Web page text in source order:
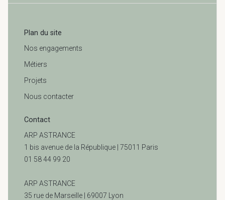
Plan du site
Nos engagements
Métiers
Projets
Nous contacter
Contact
ARP ASTRANCE
1 bis avenue de la République | 75011 Paris
01 58 44 99 20
ARP ASTRANCE
35 rue de Marseille | 69007 Lyon